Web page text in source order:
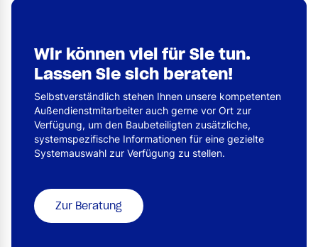
Wir können viel für Sie tun.
Lassen Sie sich beraten!
Selbstverständlich stehen Ihnen unsere kompetenten
Außendienstmitarbeiter auch gerne vor Ort zur
Verfügung, um den Baubeteiligten zusätzliche,
systemspezifische Informationen für eine gezielte
Systemauswahl zur Verfügung zu stellen.
Zur Beratung